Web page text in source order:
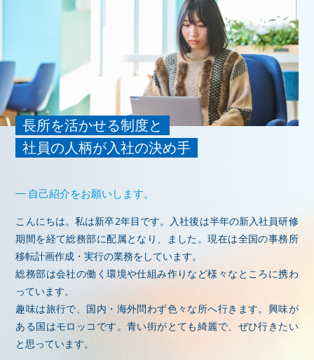
長所を活かせる制度と
社員の人柄が入社の決め手
自己紹介をお願いします。
こんにちは。私は新卒2年目です。入社後は半年の新入社員研修
期間を経て総務部に配属となり、ました。現在は全国の事務所
移転計画作成・実行の業務をしています。
総務部は会社の働く環境や仕組み作りなど様々なところに携わ
っています。
趣味は旅行で、国内・海外問わず色々な所へ行きます。興味が
ある国はモロッコです。青い街がとても綺麗で、ぜひ行きたい
と思っています。